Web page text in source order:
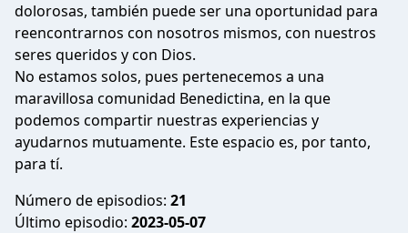
dolorosas, también puede ser una oportunidad para
reencontrarnos con nosotros mismos, con nuestros
seres queridos y con Dios.
No estamos solos, pues pertenecemos a una
maravillosa comunidad Benedictina, en la que
podemos compartir nuestras experiencias y
ayudarnos mutuamente. Este espacio es, por tanto,
para tí.
Número de episodios: 21
Último episodio: 2023-05-07